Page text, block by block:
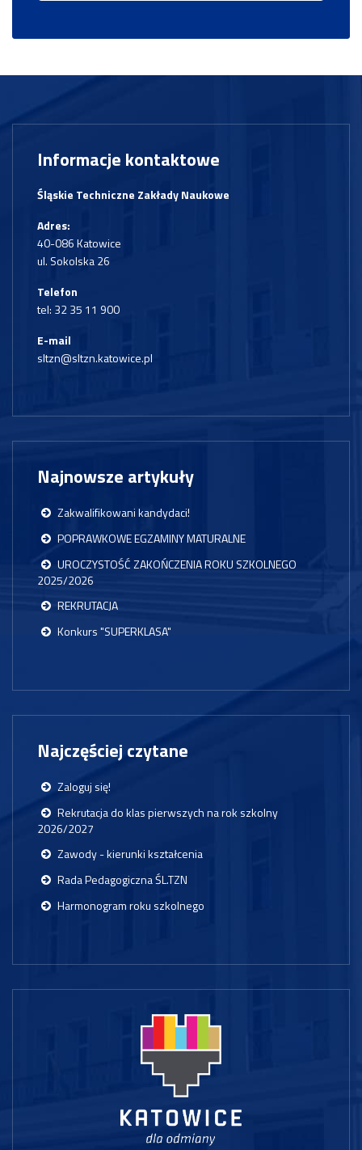
Informacje kontaktowe
Śląskie Techniczne Zakłady Naukowe
Adres:
40-086 Katowice
ul. Sokolska 26
Telefon
tel: 32 35 11 900
E-mail
sltzn@sltzn.katowice.pl
Najnowsze artykuły
Zakwalifikowani kandydaci!
POPRAWKOWE EGZAMINY MATURALNE
UROCZYSTOŚĆ ZAKOŃCZENIA ROKU SZKOLNEGO
2025/2026
REKRUTACJA
Konkurs "SUPERKLASA"
Najczęściej czytane
Zaloguj się!
Rekrutacja do klas pierwszych na rok szkolny
2026/2027
Zawody - kierunki kształcenia
Rada Pedagogiczna ŚL.TZN
Harmonogram roku szkolnego